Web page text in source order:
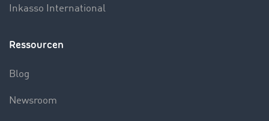
Inkasso International
Ressourcen
Blog
Newsroom